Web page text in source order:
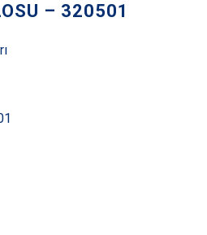
– 320501